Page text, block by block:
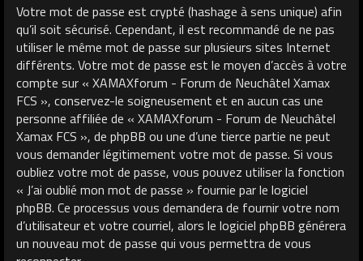
Votre mot de passe est crypté (hashage à sens unique) afin
qu’il soit sécurisé. Cependant, il est recommandé de ne pas
utiliser le même mot de passe sur plusieurs sites Internet
différents. Votre mot de passe est le moyen d’accès à votre
compte sur « XAMAXforum - Forum de Neuchâtel Xamax
FCS », conservez-le soigneusement et en aucun cas une
personne affiliée de « XAMAXforum - Forum de Neuchâtel
Xamax FCS », de phpBB ou une d’une tierce partie ne peut
vous demander légitimement votre mot de passe. Si vous
oubliez votre mot de passe, vous pouvez utiliser la fonction
« J’ai oublié mon mot de passe » fournie par le logiciel
phpBB. Ce processus vous demandera de fournir votre nom
d’utilisateur et votre courriel, alors le logiciel phpBB générera
un nouveau mot de passe qui vous permettra de vous